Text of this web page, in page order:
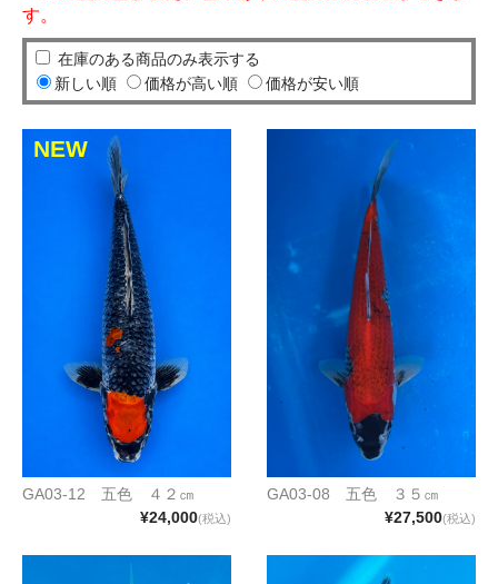
す。
在庫のある商品のみ表示する
新しい順
価格が高い順 価格が安い順
NEW
GA03-12 五色 ４２㎝
¥24,000(税込)
GA03-08 五色 ３５㎝
¥27,500(税込)